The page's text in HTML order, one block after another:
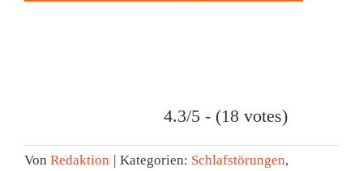
4.3/5 - (18 votes)
Von Redaktion | Kategorien: Schlafstörungen,